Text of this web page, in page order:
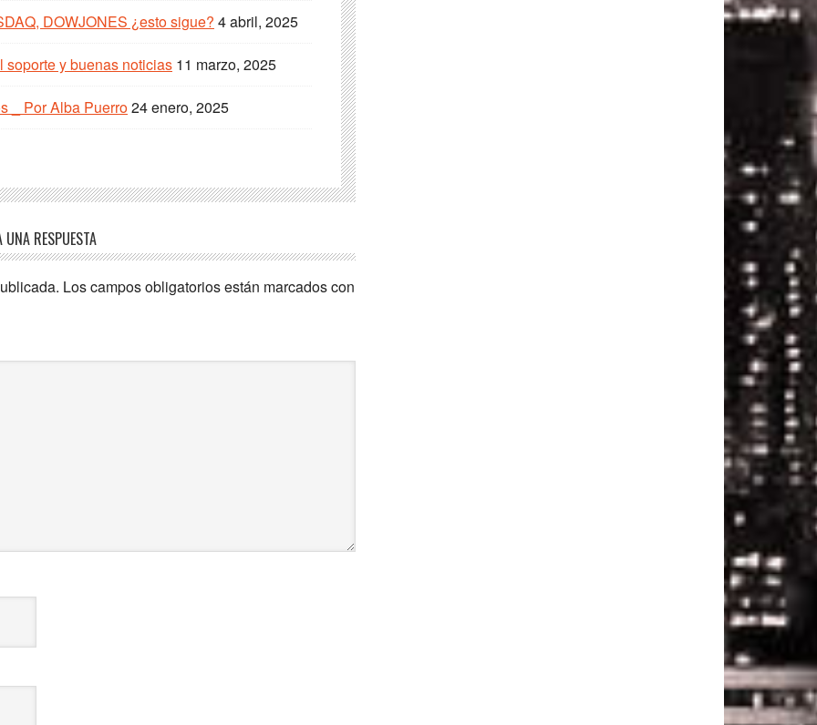
DOWJONES ¿esto sigue? 4 abril, 2025
y buenas noticias 11 marzo, 2025
_ Por Alba Puerro24 enero, 2025
UNA RESPUESTA
Los campos obligatorios están marcados con